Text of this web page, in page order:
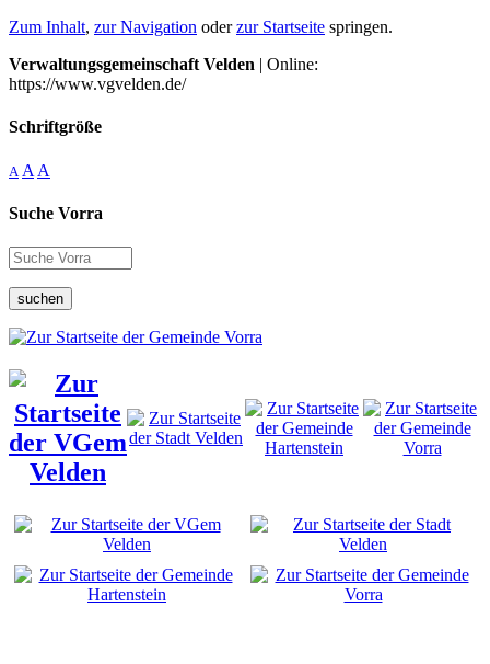
Zum Inhalt, zur Navigation oderzur Startseite springen.
Verwaltungsgemeinschaft Velden | Online:
https://www.vgvelden.de/
Schriftgröße
A A A
Suche Vorra
suchen